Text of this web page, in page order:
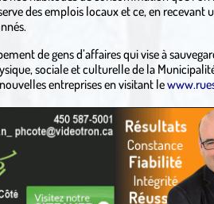
des emplois locaux et ce, en recevant
de gens d’affaires qui vise à
sociale et culturelle de la
entreprises en visitant le